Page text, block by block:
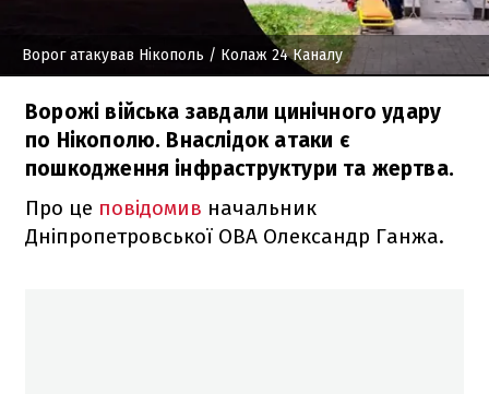
Ворог атакував Нікополь / Колаж 24 Каналу
Ворожі війська завдали цинічного удару
по Нікополю. Внаслідок атаки є
пошкодження інфраструктури та жертва.
Про це повідомив начальник
Дніпропетровської ОВА Олександр Ганжа.